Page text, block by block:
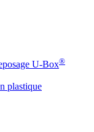
U-Box®
plastique